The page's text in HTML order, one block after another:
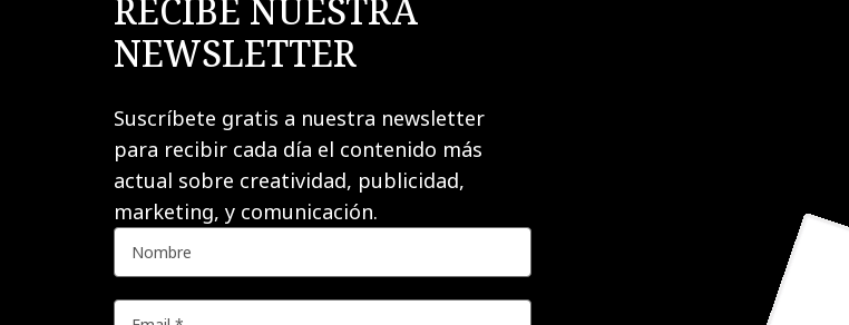
RECIBE NUESTRA
NEWSLETTER
Suscríbete gratis a nuestra newsletter
para recibir cada día el contenido más
actual sobre creatividad, publicidad,
marketing, y comunicación.